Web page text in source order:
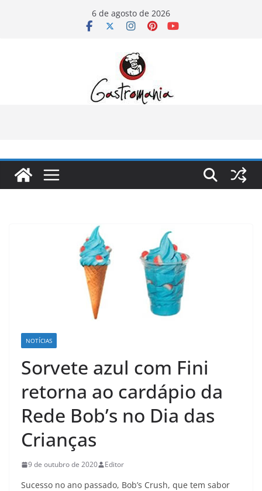
6 de agosto de 2026
NOTÍCIAS
Sorvete azul com Fini
retorna ao cardápio da
Rede Bob’s no Dia das
Crianças
9 de outubro de 2020 Editor
Sucesso no ano passado, Bob’s Crush, que tem sabor